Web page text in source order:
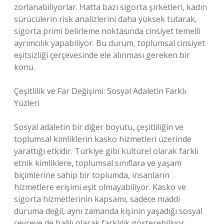
zorlanabiliyorlar. Hatta bazı sigorta şirketleri, kadın
sürücülerin risk analizlerini daha yüksek tutarak,
sigorta primi belirleme noktasında cinsiyet temelli
ayrımcılık yapabiliyor. Bu durum, toplumsal cinsiyet
eşitsizliği çerçevesinde ele alınması gereken bir
konu.
Çeşitlilik ve Far Değişimi: Sosyal Adaletin Farklı
Yüzleri
Sosyal adaletin bir diğer boyutu, çeşitliliğin ve
toplumsal kimliklerin kasko hizmetleri üzerinde
yarattığı etkidir. Türkiye gibi kültürel olarak farklı
etnik kimliklere, toplumsal sınıflara ve yaşam
biçimlerine sahip bir toplumda, insanların
hizmetlere erişimi eşit olmayabiliyor. Kasko ve
sigorta hizmetlerinin kapsamı, sadece maddi
duruma değil, aynı zamanda kişinin yaşadığı sosyal